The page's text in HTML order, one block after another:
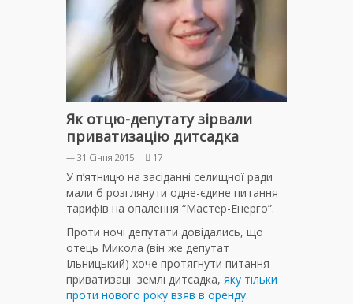
Як отцю-депутату зірвали
приватизацію дитсадка
— 31 Січня 2015 17
У п’ятницю на засіданні селищної ради
мали б розглянути одне-єдине питання
тарифів на опалення “Мастер-Енерго”.
Проти ночі депутати довідались, що
отець Микола (він же депутат
Ільницький) хоче протягнути питання
приватизації землі дитсадка, яку тільки
проти нового року взяв в оренду.